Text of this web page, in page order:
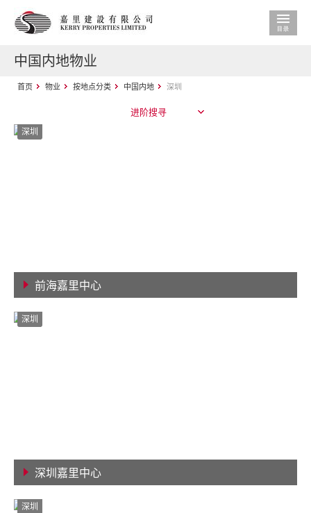
中国内地物业
首页 物业 按地点分类 中国内地 深圳
进阶搜寻
深圳
前海嘉里中心
深圳
深圳嘉里中心
深圳